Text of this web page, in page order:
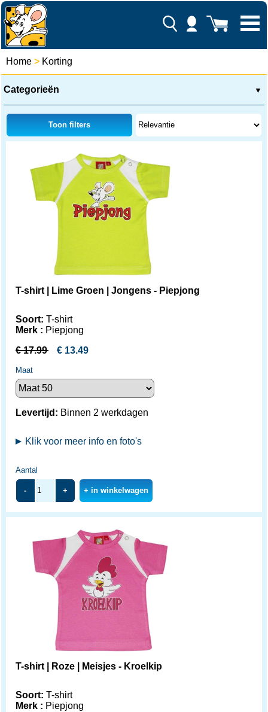
Home > Korting
Categorieën ▼
Toon filters
T-shirt | Lime Groen | Jongens - Piepjong
Soort: T-shirt
Merk : Piepjong
€17.99 € 13.49
Maat
Levertijd: Binnen 2 werkdagen
Klik voor meer info en foto's
Aantal
- + + in winkelwagen
T-shirt | Roze | Meisjes - Kroelkip
Soort: T-shirt
Merk : Piepjong